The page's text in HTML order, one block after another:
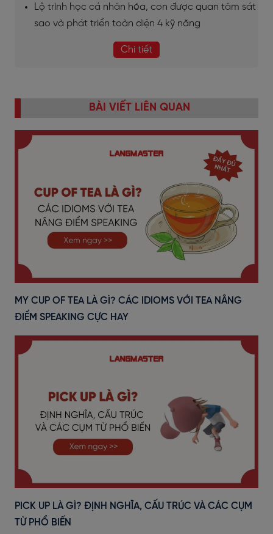
Lộ trình học cá nhân hóa, con được quan tâm sát
sao và phát triển toàn diện 4 kỹ năng
Chi tiết
BÀI VIẾT LIÊN QUAN
MY CUP OF TEA LÀ GÌ? CÁC IDIOMS VỚI TEA NÂNG
ĐIỂM SPEAKING CỰC HAY
PICK UP LÀ GÌ? ĐỊNH NGHĨA, CẤU TRÚC VÀ CÁC CỤM
TỪ PHỔ BIẾN